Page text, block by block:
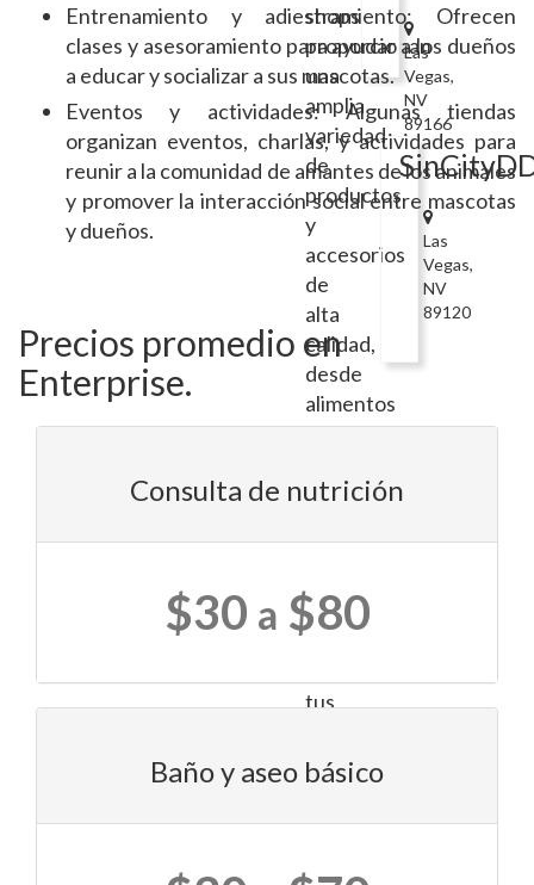
Las
Vegas,
NV
89166
Las
Vegas,
NV
89120
shops
proporcionan
una
amplia
variedad
de
productos
y
accesorios
de
alta
calidad,
desde
alimentos
hasta
y
el
tus
Además,
expertos
Entrenamiento y adiestramiento: Ofrecen
clases y asesoramiento para ayudar a los dueños
a educar y socializar a sus mascotas.
Eventos y actividades: Algunas tiendas
organizan eventos, charlas, y actividades para
reunir a la comunidad de amantes de los animales
y promover la interacción social entre mascotas
y dueños.
Precios promedio en
Enterprise.
Consulta de nutrición
$30 a $80
Baño y aseo básico